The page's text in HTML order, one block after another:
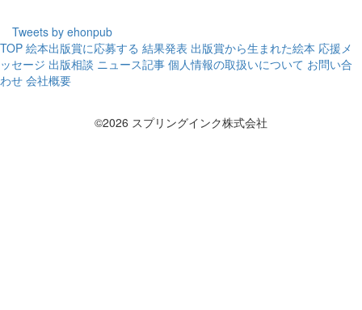
Tweets by ehonpub
TOP 絵本出版賞に応募する 結果発表 出版賞から生まれた絵本 応援メ
ッセージ 出版相談 ニュース記事 個人情報の取扱いについて お問い合
わせ 会社概要
©2026 スプリングインク株式会社